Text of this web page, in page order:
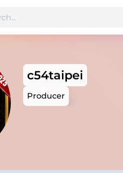
c54taipei
Producer